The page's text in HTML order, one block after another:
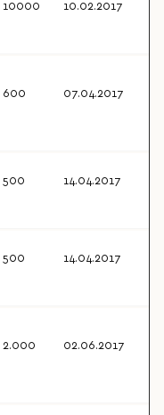
10000 10.02.2017
600 07.04.2017
500 14.04.2017
500 14.04.2017
2.000 02.06.2017